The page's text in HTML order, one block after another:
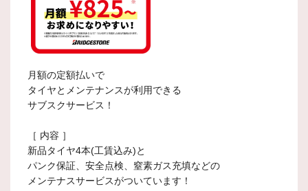
月額の定額払いで
タイヤとメンテナンスが利用できる
サブスクサービス！
［ 内容 ］
新品タイヤ4本(工賃込み)と
パンク保証、安全点検、窒素ガス充填などの
メンテナスサービスがついています！